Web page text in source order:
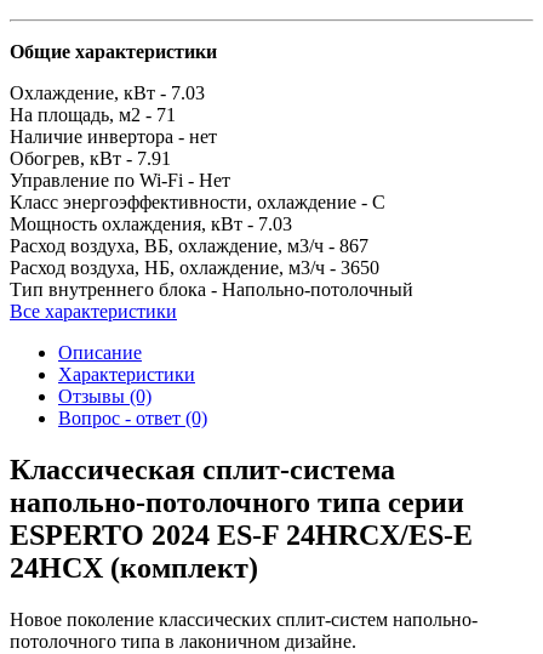
Общие характеристики
Охлаждение, кВт - 7.03
На площадь, м2 - 71
Наличие инвертора - нет
Обогрев, кВт - 7.91
Управление по Wi-Fi - Нет
Класс энергоэффективности, охлаждение - C
Мощность охлаждения, кВт - 7.03
Расход воздуха, ВБ, охлаждение, м3/ч - 867
Расход воздуха, НБ, охлаждение, м3/ч - 3650
Тип внутреннего блока - Напольно-потолочный
Все характеристики
Описание
Характеристики
Отзывы (0)
Вопрос - ответ (0)
Классическая сплит-система
напольно-потолочного типа серии
ESPERTO 2024 ES-F 24HRCX/ES-E
24HCX (комплект)
Новое поколение классических сплит-систем напольно-
потолочного типа в лаконичном дизайне.